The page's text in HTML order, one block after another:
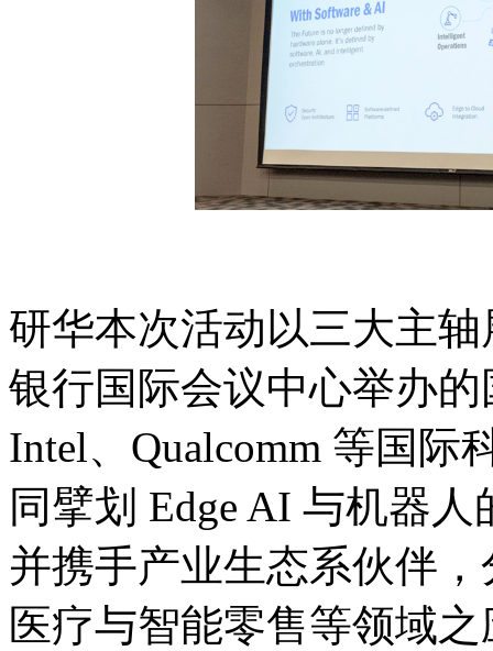
研华本次活动以三大主
银行国际会议中心举办
Intel、Qualcomm 等国际
同擘划 Edge AI 与机器
并携手产业生态系伙伴
医疗与智能零售等领域